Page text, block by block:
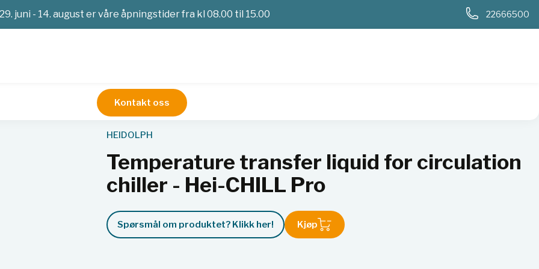
29. juni - 14. august er våre åpningstider fra kl 08.00 til 15.00 22666500
Kontakt oss
Tilbehør til rotasjonsfordampere Temperature transfer liquid for circulation chiller - Hei-CHILL Pro
HEIDOLPH
Temperature transfer liquid for circulation
chiller - Hei-CHILL Pro
Spørsmål om produktet? Klikk her! Kjøp